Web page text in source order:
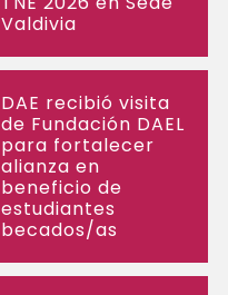
Valdivia
DAE recibió visita
de Fundación DAEL
para fortalecer
alianza en
beneficio de
estudiantes
becados/as